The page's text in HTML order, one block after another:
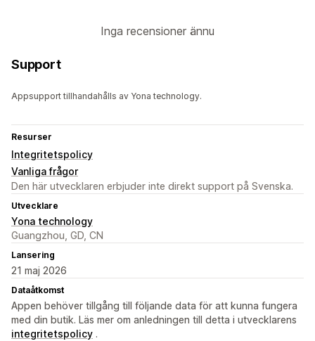
Inga recensioner ännu
Support
Appsupport tillhandahålls av Yona technology.
Resurser
Integritetspolicy
Vanliga frågor
Den här utvecklaren erbjuder inte direkt support på Svenska.
Utvecklare
Yona technology
Guangzhou, GD, CN
Lansering
21 maj 2026
Dataåtkomst
Appen behöver tillgång till följande data för att kunna fungera
med din butik. Läs mer om anledningen till detta i utvecklarens
integritetspolicy .